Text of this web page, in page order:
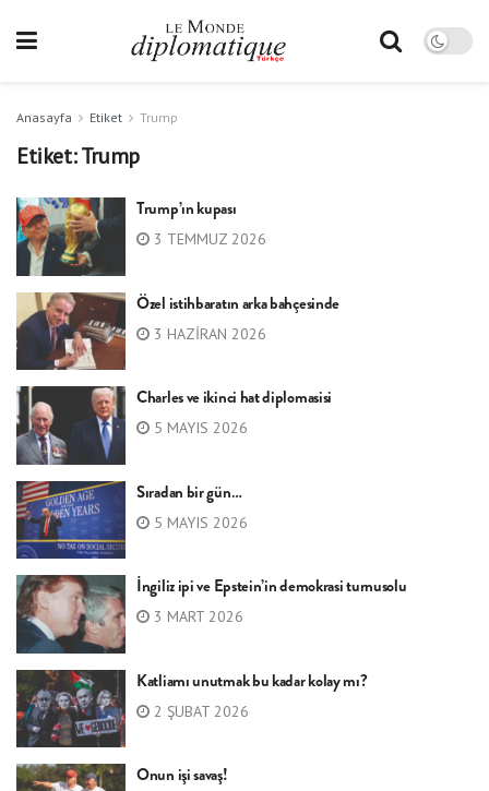
Anasayfa Etiket Trump
Etiket:Trump
Trump’ın kupası
3 TEMMUZ 2026
Özel istihbaratın arka bahçesinde
3 HAZIRAN 2026
Charles ve ikinci hat diplomasisi
5 MAYIS 2026
Sıradan bir gün…
5 MAYIS 2026
İngiliz ipi ve Epstein’in demokrasi turnusolu
3 MART 2026
Katliamı unutmak bu kadar kolay mı?
2 ŞUBAT 2026
Onun işi savaş!